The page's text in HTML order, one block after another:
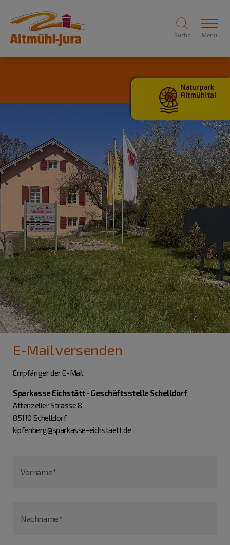
Suche Menü
E-Mail versenden
Empfänger der E-Mail:
Sparkasse Eichstätt - Geschäftsstelle Schelldorf
Attenzeller Strasse 8
85110 Schelldorf
kipfenberg@sparkasse-eichstaett.de
Vorname*
Nachname*